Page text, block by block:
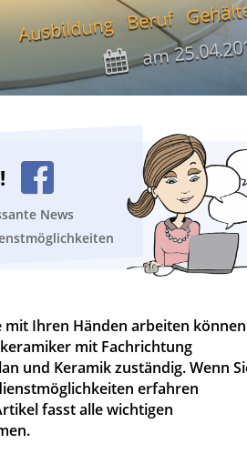
Ausbildung Beruf
am
News
mit Ihren Händen arbeiten können
mit Fachrichtung
und Keramik zuständig. Wenn
erfahren
fasst alle wichtigen